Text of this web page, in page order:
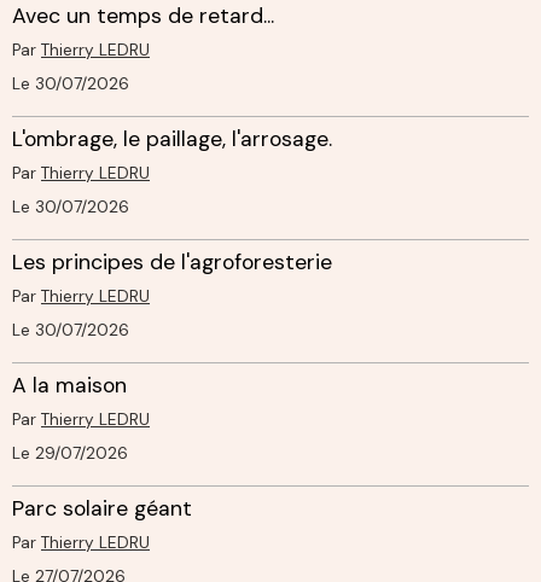
Avec un temps de retard...
Par Thierry LEDRU
Le 30/07/2026
L'ombrage, le paillage, l'arrosage.
Par Thierry LEDRU
Le 30/07/2026
Les principes de l'agroforesterie
Par Thierry LEDRU
Le 30/07/2026
A la maison
Par Thierry LEDRU
Le 29/07/2026
Parc solaire géant
Par Thierry LEDRU
Le 27/07/2026